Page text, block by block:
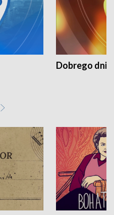
Dobrego dnia